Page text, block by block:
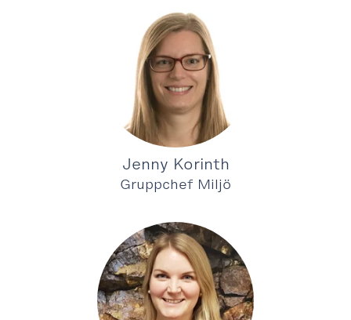
Jenny Korinth
Gruppchef Miljö